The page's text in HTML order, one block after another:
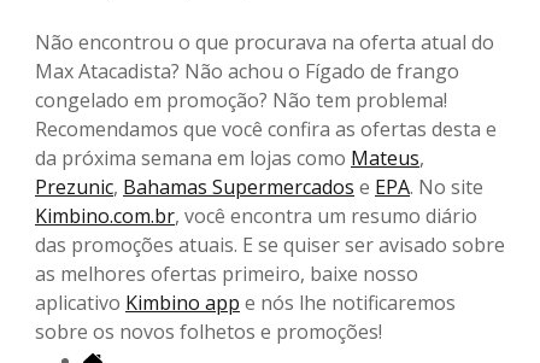
Não encontrou o que procurava na oferta atual do
Max Atacadista? Não achou o Fígado de frango
congelado em promoção? Não tem problema!
Recomendamos que você confira as ofertas desta e
da próxima semana em lojas como Mateus,
Prezunic, Bahamas Supermercados e EPA. No site
Kimbino.com.br, você encontra um resumo diário
das promoções atuais. E se quiser ser avisado sobre
as melhores ofertas primeiro, baixe nosso
aplicativo Kimbino app e nós lhe notificaremos
sobre os novos folhetos e promoções!